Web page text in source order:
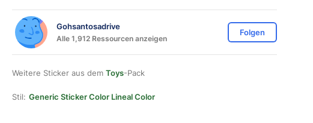
Gohsantosadrive
Alle 1,912 Ressourcen anzeigen
Folgen
Weitere Sticker aus dem Toys-Pack
Stil: Generic Sticker Color Lineal Color